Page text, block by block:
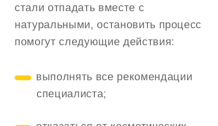
стали отпадать вместе с
натуральными, остановить процесс
помогут следующие действия:
выполнять все рекомендации
специалиста;